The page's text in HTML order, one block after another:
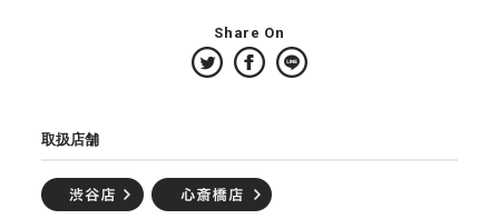
Share On
取扱店舗